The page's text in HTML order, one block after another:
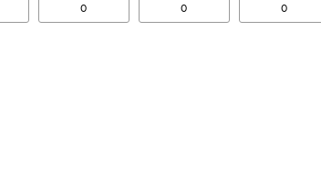
0 0 0